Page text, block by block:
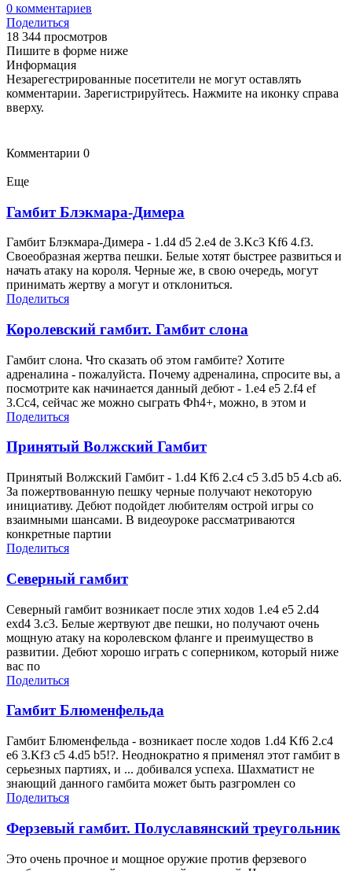
0 комментариев
Поделиться
18 344 просмотров
Пишите в форме ниже
Информация
Незарегестрированные посетители не могут оставлять
комментарии. Зарегистрируйтесь. Нажмите на иконку справа
вверху.
Комментарии 0
Еще
Гамбит Блэкмара-Димера
Гамбит Блэкмара-Димера - 1.d4 d5 2.e4 de 3.Kc3 Kf6 4.f3.
Своеобразная жертва пешки. Белые хотят быстрее развиться и
начать атаку на короля. Черные же, в свою очередь, могут
принимать жертву а могут и отклониться.
Поделиться
Королевский гамбит. Гамбит слона
Гамбит слона. Что сказать об этом гамбите? Хотите
адреналина - пожалуйста. Почему адреналина, спросите вы, а
посмотрите как начинается данный дебют - 1.e4 e5 2.f4 ef
3.Cc4, сейчас же можно сыграть Фh4+, можно, в этом и
Поделиться
Принятый Волжский Гамбит
Принятый Волжский Гамбит - 1.d4 Kf6 2.c4 c5 3.d5 b5 4.cb a6.
За пожертвованную пешку черные получают некоторую
инициативу. Дебют подойдет любителям острой игры со
взаимными шансами. В видеоуроке рассматриваются
конкретные партии
Поделиться
Северный гамбит
Северный гамбит возникает после этих ходов 1.e4 e5 2.d4
exd4 3.c3. Белые жертвуют две пешки, но получают очень
мощную атаку на королевском фланге и преимущество в
развитии. Дебют хорошо играть с соперником, который ниже
вас по
Поделиться
Гамбит Блюменфельда
Гамбит Блюменфельда - возникает после ходов 1.d4 Kf6 2.c4
e6 3.Kf3 c5 4.d5 b5!?. Неоднократно я применял этот гамбит в
серьезных партиях, и ... добивался успеха. Шахматист не
знающий данного гамбита может быть разгромлен со
Поделиться
Ферзевый гамбит. Полуславянский треугольник
Это очень прочное и мощное оружие против ферзевого